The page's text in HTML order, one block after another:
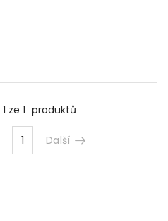
1 ze 1 produktů
1 Další